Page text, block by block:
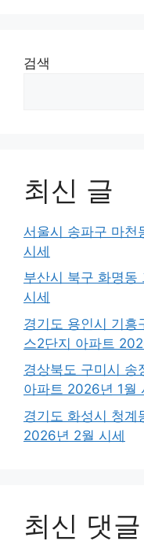
검색
최신 글
서울시 송파구 마천
시세
부산시 북구 화명동
시세
경기도 용인시 기흥
스2단지 아파트
경상북도 구미시 송
아파트 2026년 1월
경기도 화성시 청계
2026년 2월 시세
최신 댓글